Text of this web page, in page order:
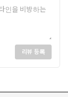
리뷰 등록